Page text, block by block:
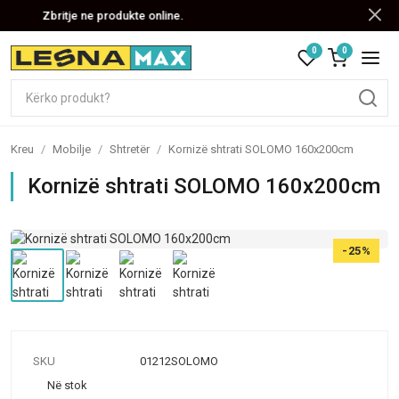
Zbritje ne produkte online.
0 0
Kreu / Mobilje / Shtretër / Kornizë shtrati SOLOMO 160x200cm
Kornizë shtrati SOLOMO 160x200cm
-25%
SKU
01212SOLOMO
Në stok